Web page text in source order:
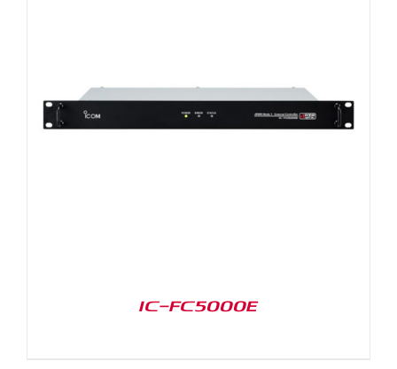
IC-FC5000E